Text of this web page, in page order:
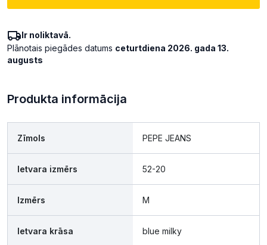
Ir noliktavā.
Plānotais piegādes datums ceturtdiena 2026. gada 13.
augusts
Produkta informācija
Zīmols PEPE JEANS
Ietvara izmērs 52-20
Izmērs M
Ietvara krāsa blue milky